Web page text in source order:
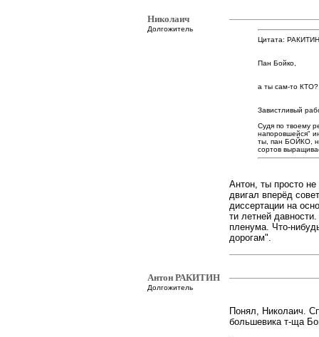
Николаич
Долгожитель
Цитата:
Пан Бойко,
а ты сам-то КТО?
Завистливый
Судя по твоему
напоровшейся"
ты, пан БОЙКО,
сортов
Антон, ты просто
двигал вперёд
диссертации на
ти летней
пленума. Что-
дорогам".
Антон РАКИТИН
Долгожитель
Понял, Николаич.
большевика т-ща